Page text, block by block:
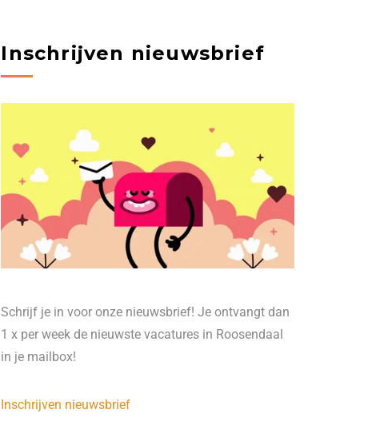
Inschrijven nieuwsbrief
Schrijf je in voor onze nieuwsbrief! Je ontvangt dan
1 x per week de nieuwste vacatures in Roosendaal
in je mailbox!
Inschrijven nieuwsbrief